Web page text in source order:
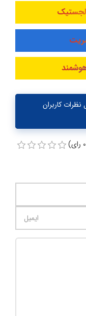
لجستیک
نظرات کاربران